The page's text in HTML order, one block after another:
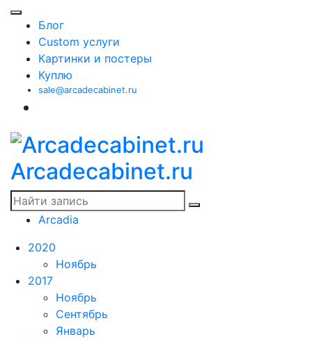
Блог
Custom услуги
Картинки и постеры
Куплю
sale@arcadecabinet.ru
Arcadecabinet.ru
Arcadia
2020
Ноябрь
2017
Ноябрь
Сентябрь
Январь